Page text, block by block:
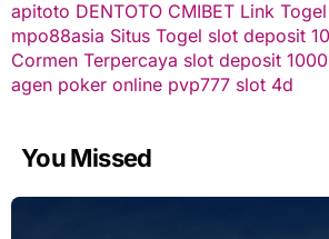
apitoto DENTOTO CMIBET Link Togel
mpo88asia Situs Togel slot deposit
Cormen Terpercaya slot deposit 1000
agen poker online pvp777 slot 4d
You Missed